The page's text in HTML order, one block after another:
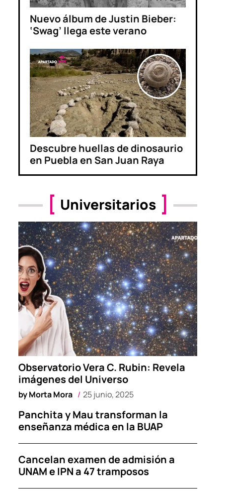
Nuevo álbum de Justin Bieber:
‘Swag’ llega este verano
Descubre huellas de dinosaurio
en Puebla en San Juan Raya
Universitarios
Observatorio Vera C. Rubin: Revela
imágenes del Universo
byMorta Mora 25 junio, 2025
Panchita y Mau transforman la
enseñanza médica en la BUAP
Cancelan examen de admisión a
UNAM e IPN a 47 tramposos